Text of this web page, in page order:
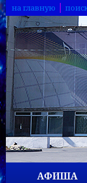
на главную
АФИША